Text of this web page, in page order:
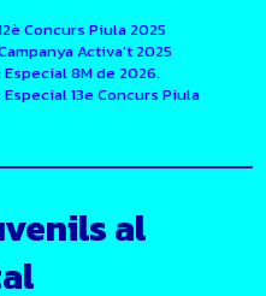
Concurs Piula 2025
Activa’t 2025
8M de 2026.
13e Concurs Piula
al